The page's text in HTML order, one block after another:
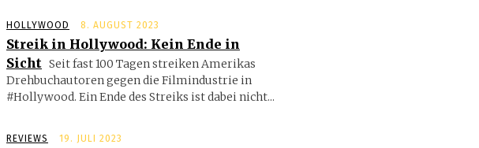
HOLLYWOOD 8. AUGUST 2023
Streik in Hollywood: Kein Ende in
Sicht Seit fast 100 Tagen streiken Ame­rikas
Drehbuchautoren gegen die Filmindustrie in
#Hollywood. Ein Ende des Streiks ist dabei nicht...
REVIEWS 19. JULI 2023